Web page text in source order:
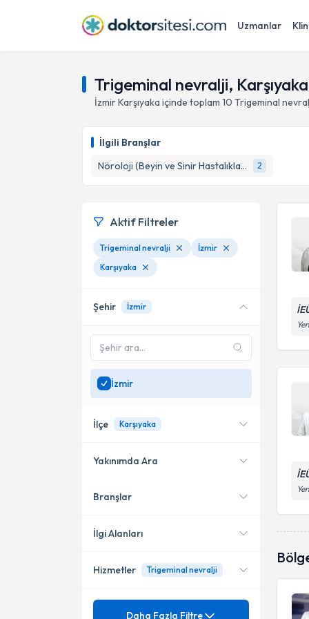
Uzmanlar
Trigeminal nevralji,
İzmirKarşıyaka içinde toplam 10 Trigeminal
İlgili Branşlar
Nöroloji (Beyin ve Sinir Hastalıkları)
2
Aktif Filtreler
Trigeminal nevralji
İzmir
Karşıyaka
Şehir İzmir
İzmir
İlçe Karşıyaka
Çiğli
Konak
Yakınımda Ara
Konumuma yakın uzmanları
Branşlar
Nöroloji (Beyin ve Sinir
İlgi Alanları
Alzheimer Hastalığı
Hizmetler Trigeminal nevralji
Mezuniyet
Daha Fazla Filtre